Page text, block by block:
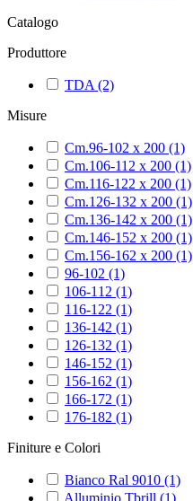
Catalogo
Produttore
TDA (2)
Misure
Cm.96-102 x 200 (1)
Cm.106-112 x 200 (1)
Cm.116-122 x 200 (1)
Cm.126-132 x 200 (1)
Cm.136-142 x 200 (1)
Cm.146-152 x 200 (1)
Cm.156-162 x 200 (1)
96-102 (1)
106-112 (1)
116-122 (1)
136-142 (1)
126-132 (1)
146-152 (1)
156-162 (1)
166-172 (1)
176-182 (1)
Finiture e Colori
Bianco Ral 9010 (1)
Alluminio Tbrill (1)